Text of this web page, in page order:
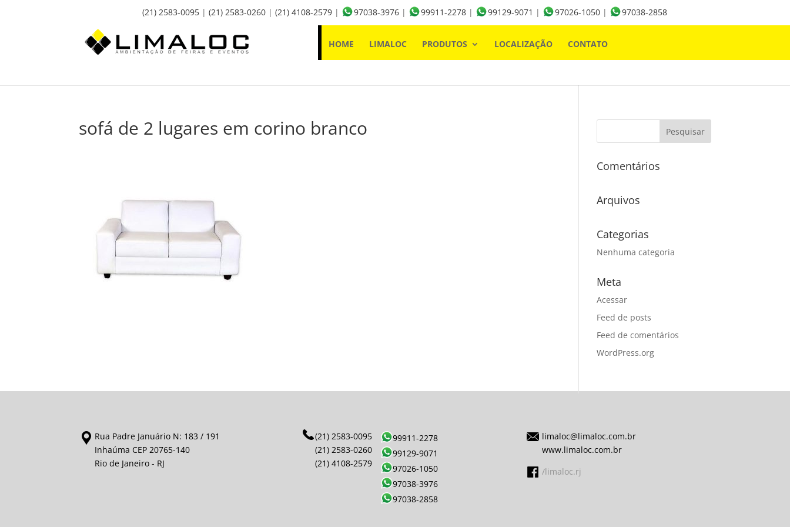
(21) 2583-0095| (21) 2583-0260| (21) 4108-2579| 97038-3976| 99911-2278| 99129-9071 | 97026-1050| 97038-2858
HOME LIMALOC PRODUTOS LOCALIZAÇÃO CONTATO
sofá de 2 lugares em corino branco
Comentários
Arquivos
Categorias
Nenhuma categoria
Meta
Acessar
Feed de posts
Feed de comentários
WordPress.org
Rua Padre Januário N: 183 / 191
Inhaúma CEP 20765-140
Rio de Janeiro - RJ
(21) 2583-0095
(21) 2583-0260
(21) 4108-2579
99911-2278
99129-9071
97026-1050
97038-3976
97038-2858
limaloc@limaloc.com.br
www.limaloc.com.br
/limaloc.rj